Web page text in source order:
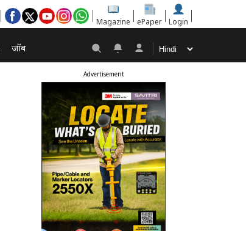
Magazine ePaper Login
जॉब
Advertisement